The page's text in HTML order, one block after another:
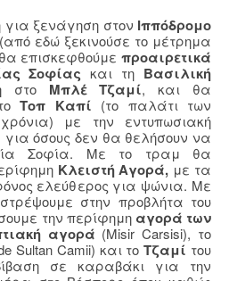
ξενάγηση στον Ιππόδρομο
(από εδώ ξεκινούσε το μέτρημα
επισκεφθούμε προαιρετικά
Σοφίαςκαι τη Βασιλική
στο Μπλέ Τζαμί, και θα
Τοπ Καπί (το παλάτι των
με την εντυπωσιακή
για όσους δεν θα θελήσουν να
Σοφία. Με το τραμ θα
Κλειστή Αγορά, με τα
ελεύθερος για ψώνια. Με
στην προβλήτα του
την περίφημη αγορά των
αγορά (Misir Carsisi), το
Sultan Camii) και το Τζαμί του
σε καραβάκι για την